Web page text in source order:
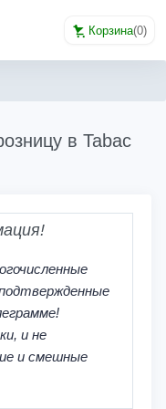
Корзина(0)
в Tabac
и не
и смешные